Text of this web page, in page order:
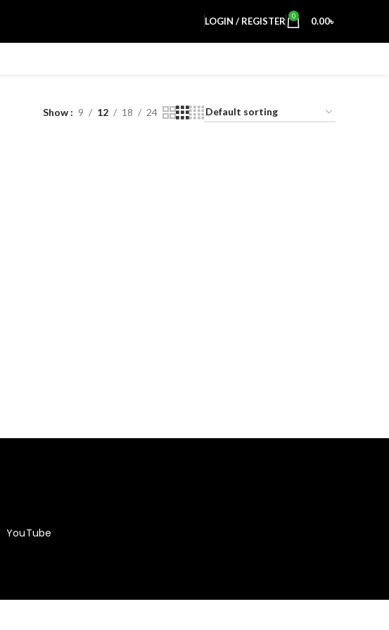
LOGIN / REGISTER 0 0.00৳
Show 9 12 18 24
YouTube